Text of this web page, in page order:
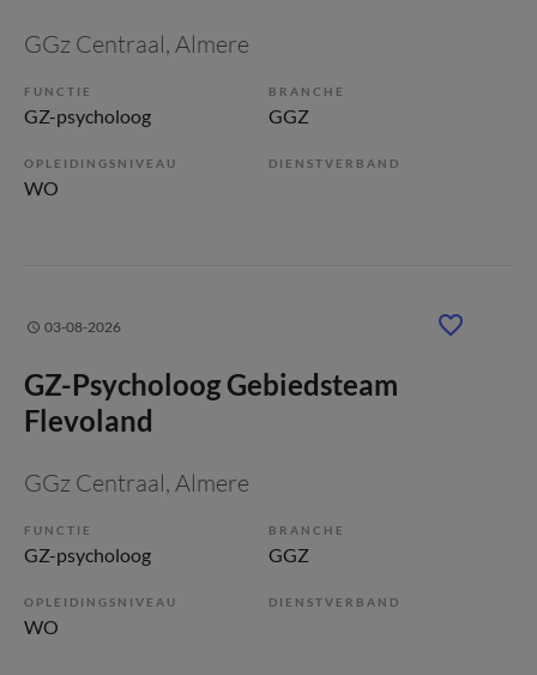
GGz Centraal, Almere
FUNCTIE
GZ-psycholoog
BRANCHE
GGZ
OPLEIDINGSNIVEAU
WO
DIENSTVERBAND
03-08-2026
GZ-Psycholoog Gebiedsteam
Flevoland
GGz Centraal, Almere
FUNCTIE
GZ-psycholoog
BRANCHE
GGZ
OPLEIDINGSNIVEAU
WO
DIENSTVERBAND